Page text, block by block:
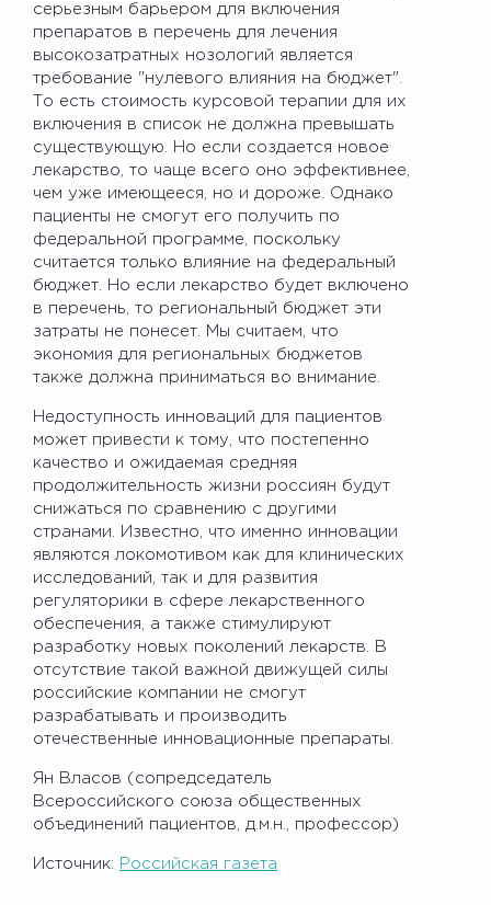
серьезным барьером для включения
препаратов в перечень для лечения
высокозатратных нозологий является
требование "нулевого влияния на бюджет".
То есть стоимость курсовой терапии для их
включения в список не должна превышать
существующую. Но если создается новое
лекарство, то чаще всего оно эффективнее,
чем уже имеющееся, но и дороже. Однако
пациенты не смогут его получить по
федеральной программе, поскольку
считается только влияние на федеральный
бюджет. Но если лекарство будет включено
в перечень, то региональный бюджет эти
затраты не понесет. Мы считаем, что
экономия для региональных бюджетов
также должна приниматься во внимание.
Недоступность инноваций для пациентов
может привести к тому, что постепенно
качество и ожидаемая средняя
продолжительность жизни россиян будут
снижаться по сравнению с другими
странами. Известно, что именно инновации
являются локомотивом как для клинических
исследований, так и для развития
регуляторики в сфере лекарственного
обеспечения, а также стимулируют
разработку новых поколений лекарств. В
отсутствие такой важной движущей силы
российские компании не смогут
разрабатывать и производить
отечественные инновационные препараты.
Ян Власов (сопредседатель
Всероссийского союза общественных
объединений пациентов, д.м.н., профессор)
Источник: Российская газета